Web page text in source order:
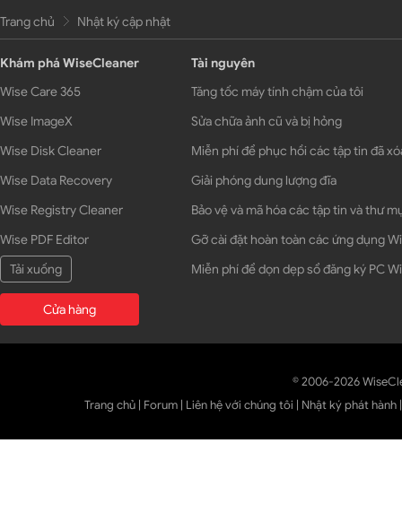
Trang chủ Nhật ký cập nhật
Khám phá WiseCleaner
Wise Care 365
Wise ImageX
Wise Disk Cleaner
Wise Data Recovery
Wise Registry Cleaner
Wise PDF Editor
Tải xuống
Cửa hàng
Tài nguyên
Tăng tốc máy tính chậm của tôi
Sửa chữa ảnh cũ và bị hỏng
Miễn phí để phục hồi các tập tin đã
Giải phóng dung lượng đĩa
Bảo vệ và mã hóa các tập tin và thư
Gỡ cài đặt hoàn toàn các ứng dụng
Miễn phí để dọn dẹp sổ đăng ký PC
© 2006-2026
Trang chủ | Forum | Liên hệ với chúng tôi | Nhật ký phát hành